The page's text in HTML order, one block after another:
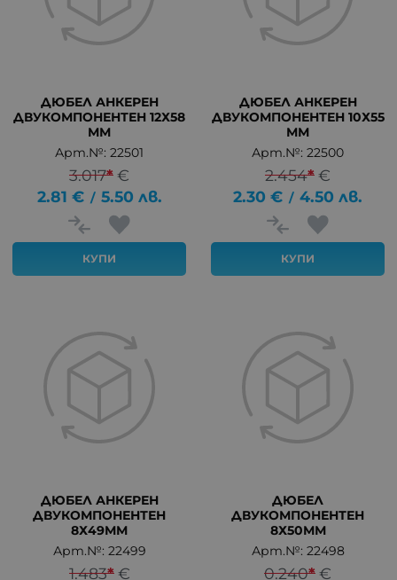
ДЮБЕЛ АНКЕРЕН
ДВУКОМПОНЕНТЕН 12Х58
ММ
Арт.№: 22501
3.017*€
2.81 € / 5.50 лв.
КУПИ
ДЮБЕЛ АНКЕРЕН
ДВУКОМПОНЕНТЕН 10Х55
ММ
Арт.№: 22500
2.454*€
2.30 € / 4.50 лв.
КУПИ
ДЮБЕЛ АНКЕРЕН
ДВУКОМПОНЕНТЕН
8Х49ММ
Арт.№: 22499
1.483* €
ДЮБЕЛ
ДВУКОМПОНЕНТЕН
8Х50ММ
Арт.№: 22498
0.240*€